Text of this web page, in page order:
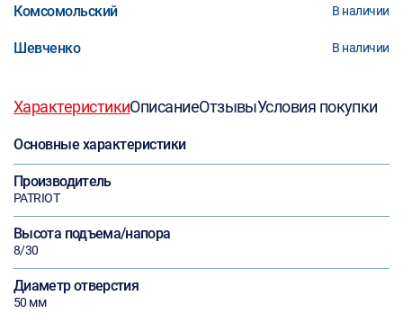
Комсомольский В наличии
Шевченко В наличии
ХарактеристикиОписаниеОтзывыУсловия покупки
Основные характеристики
Производитель
PATRIOT
Высота подъема/напора
8/30
Диаметр отверстия
50 мм